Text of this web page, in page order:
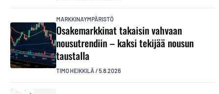
MARKKINAYMPÄRISTÖ
Osakemarkkinat takaisin vahvaan
nousutrendiin – kaksi tekijää nousun
taustalla
TIMO HEIKKILÄ /5.8.2026